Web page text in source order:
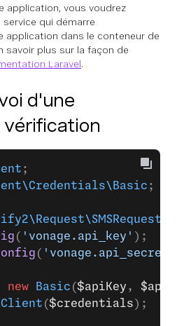
application, vous voudrez
qui démarre
application dans le conteneur de
savoir plus sur la façon de
Laravel.
d'une
vérification
;
;
( 'vonage.api_key' );
( 'vonage.api_secret'
new Basic ($apiKey ,
Client ($credentials );